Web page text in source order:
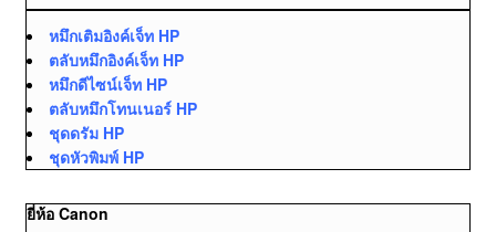
หมึกเติมอิงค์เจ็ท HP
ตลับหมึกอิงค์เจ็ท HP
หมึกดีไซน์เจ็ท HP
ตลับหมึกโทนเนอร์ HP
ชุดดรัม HP
ชุดหัวพิมพ์ HP
ยี่ห้อ Canon